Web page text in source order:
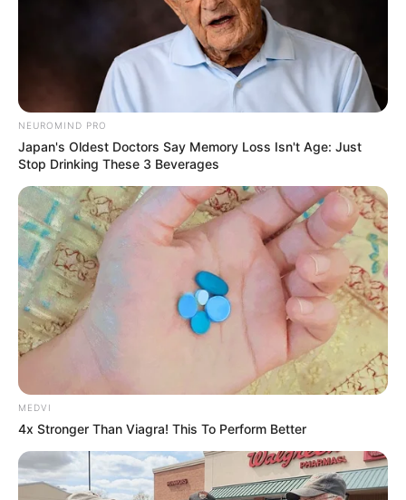
Deixe um Comentário
VEJA TAMBÉM
NEUROMIND PRO
Japan's Oldest Doctors Say Memory Loss Isn't Age: Just
Stop Drinking These 3 Beverages
MEDVI
4x Stronger Than Viagra! This To Perform Better